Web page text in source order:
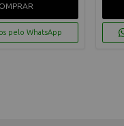
pelo WhatsApp